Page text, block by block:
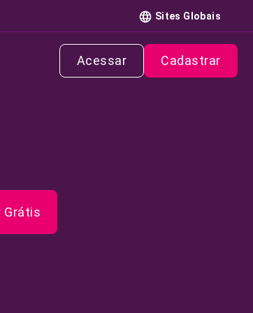
Sites Globais
Acessar Cadastrar
Grátis